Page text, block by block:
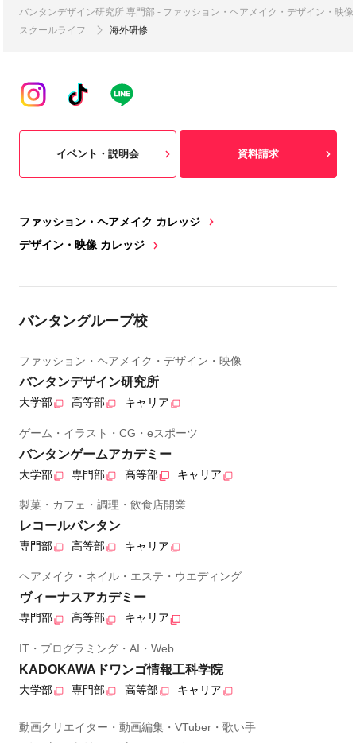
バンタンデザイン研究所 専門部 - ファッション・ヘアメイク・デザイン・映
スクールライフ
海外研修
ファッション・ヘアメイク カレッジ
デザイン・映像 カレッジ
イベント・説明会 資料請求
バンタングループ校
ファッション・ヘアメイク・デザイン・映像
バンタンデザイン研究所
大学部 高等部 キャリア
ゲーム・イラスト・CG・eスポーツ
バンタンゲームアカデミー
大学部 専門部 高等部 キャリア
製菓・カフェ・調理・飲食店開業
レコールバンタン
専門部 高等部 キャリア
ヘアメイク・ネイル・エステ・ウエディング
ヴィーナスアカデミー
専門部 高等部 キャリア
IT・プログラミング・AI・Web
KADOKAWAドワンゴ情報工科学院
大学部 専門部 高等部 キャリア
動画クリエイター・動画編集・VTuber・歌い手